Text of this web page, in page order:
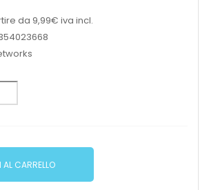
da 9,99€ iva incl.
CARRELLO